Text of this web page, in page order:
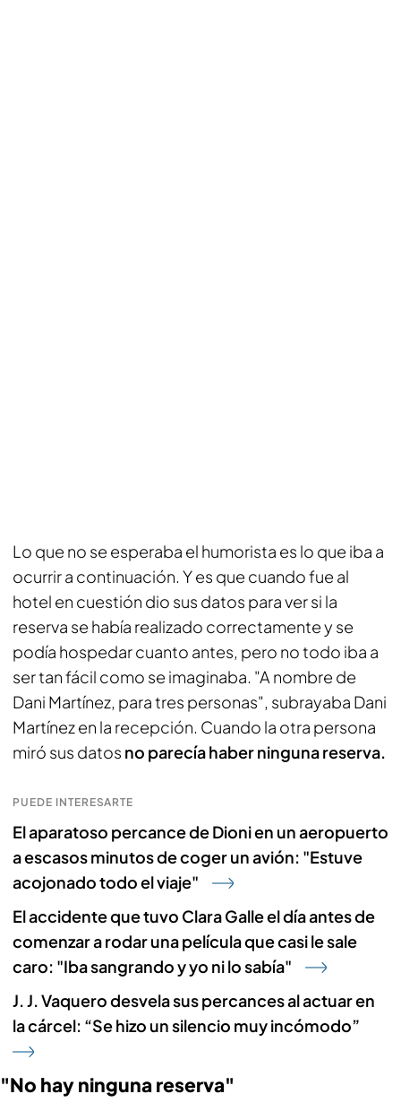
Lo que no se esperaba el humorista es lo que iba a
ocurrir a continuación. Y es que cuando fue al
hotel en cuestión dio sus datos para ver si la
reserva se había realizado correctamente y se
podía hospedar cuanto antes, pero no todo iba a
ser tan fácil como se imaginaba. "A nombre de
Dani Martínez, para tres personas", subrayaba Dani
Martínez en la recepción. Cuando la otra persona
miró sus datos no parecía haber ninguna reserva.
PUEDE INTERESARTE
El aparatoso percance de Dioni en un aeropuerto
a escasos minutos de coger un avión: "Estuve
acojonado todo el viaje"
El accidente que tuvo Clara Galle el día antes de
comenzar a rodar una película que casi le sale
caro: "Iba sangrando y yo ni lo sabía"
J. J. Vaquero desvela sus percances al actuar en
la cárcel: “Se hizo un silencio muy incómodo”
"No hay ninguna reserva"